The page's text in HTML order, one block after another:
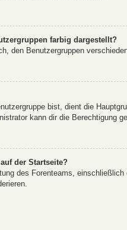
farbig dargestellt?
den Benutzergruppen
bist, dient die
kann dir die Berechtigung
der Startseite?
des Forenteams,